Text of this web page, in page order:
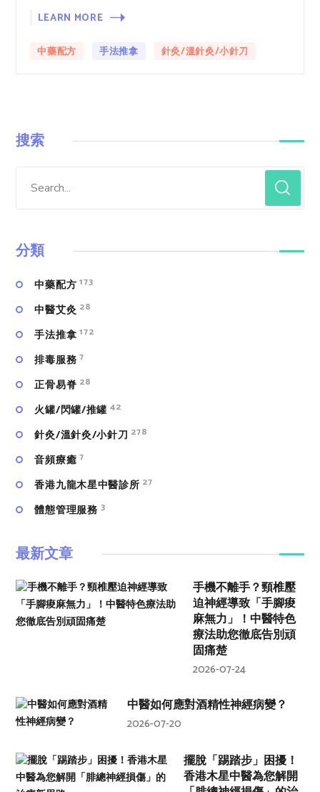
LEARN MORE
中藥配方 手法推拿 針灸/溫針灸/小針刀
搜索
分類
中藥配方 173
中醫艾灸 28
手法推拿 172
排毒服務 7
正骨易脊 28
火罐/閃罐/推罐 42
針灸/溫針灸/小針刀 278
⾳頻療癒 7
香港九龍木星中醫診所 27
體態管理服務 3
最新文章
手機不離手？頸椎壓
迫神經導致「手腳痠
麻無力」！中醫特色
療法助您徹底告別頑
固痛楚
2026-07-24
中醫如何應對酒精性神經病變？
2026-07-20
擺脫「踢踏步」困擾！
香港木星中醫為您解開